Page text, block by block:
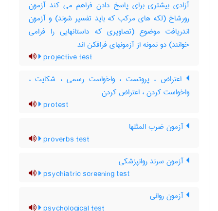
آزادی بیشتری برای پاسخ دادن فراهم می کند آزمون
رورشاخ (لکه های مرکب که باید تفسیر شوند) و آزمون
اندریافت موضوع (تصاویری که داستانهایی را فرامی
خوانند) دو نمونه از آزمونهای فرافکن اند
projective test
اعتراض ، پروتست ، واخواست رسمی ، شکایت ،
واخواست کردن ، اعتراض کردن
protest
آزمون ضرب المثلها
proverbs test
آزمون سرند روانپزشکی
psychiatric screening test
آزمون روانی